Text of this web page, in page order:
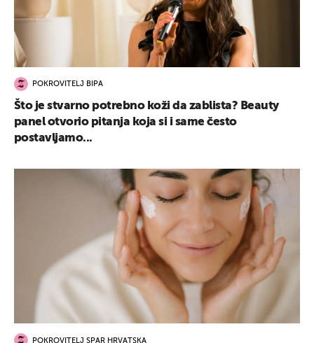
POKROVITELJ BIPA
Što je stvarno potrebno koži da zablista? Beauty
panel otvorio pitanja koja si i same često
postavljamo...
POKROVITELJ SPAR HRVATSKA